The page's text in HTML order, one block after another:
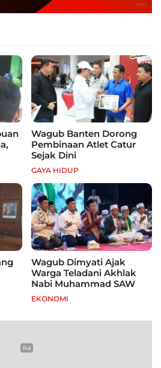
Wagub Banten Dorong
Pembinaan Atlet Catur
Sejak Dini
GAYA HIDUP
Wagub Dimyati Ajak
Warga Teladani Akhlak
Nabi Muhammad SAW
EKONOMI